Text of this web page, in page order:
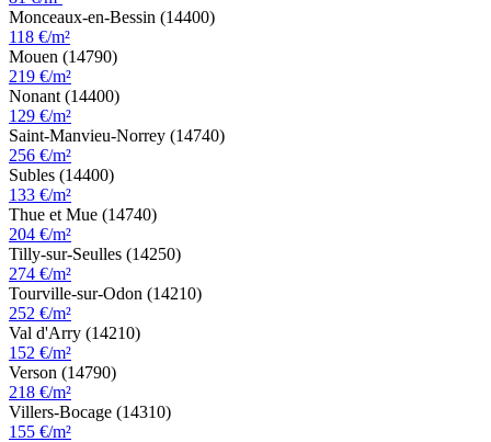
Monceaux-en-Bessin (14400)
118 €/m²
Mouen (14790)
219 €/m²
Nonant (14400)
129 €/m²
Saint-Manvieu-Norrey (14740)
256 €/m²
Subles (14400)
133 €/m²
Thue et Mue (14740)
204 €/m²
Tilly-sur-Seulles (14250)
274 €/m²
Tourville-sur-Odon (14210)
252 €/m²
Val d'Arry (14210)
152 €/m²
Verson (14790)
218 €/m²
Villers-Bocage (14310)
155 €/m²